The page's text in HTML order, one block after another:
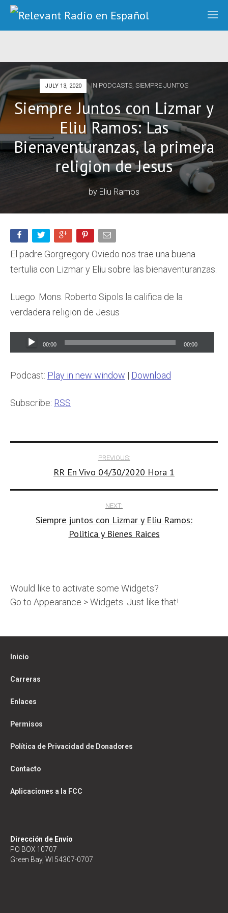
JULY 13, 2020 IN PODCASTS, SIEMPRE JUNTOS
Siempre Juntos con Lizmar y
Eliu Ramos: Las
Bienaventuranzas, la primera
religion de Jesus
by Eliu Ramos
El padre Gorgregory Oviedo nos trae una buena
tertulia con Lizmar y Eliu sobre las bienaventuranzas.
Luego. Mons. Roberto Sipols la califica de la
verdadera religion de Jesus
Audio
Player
00:00 00:00
Podcast: Play in new window | Download
Subscribe: RSS
navigation
PREVIOUS:
RR En Vivo 04/30/2020 Hora 1
NEXT:
Siempre juntos con Lizmar y Eliu Ramos:
Politica y Bienes Raices
Would like to activate some Widgets?
Go to Appearance > Widgets. Just like that!
Inicio
Carreras
Enlaces
Permisos
Política de Privacidad de Donadores
Contacto
Aplicaciones a la FCC
Dirección de Envío
PO BOX 10707
Green Bay, WI 54307-0707